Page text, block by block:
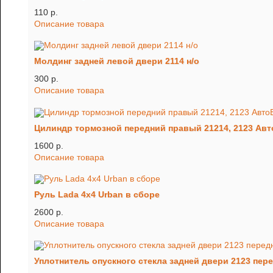
110 p.
Описание товара
Молдинг задней левой двери 2114 н/о
300 p.
Описание товара
Цилиндр тормозной передний правый 21214, 2123
1600 p.
Описание товара
Руль Lada 4x4 Urban в сборе
2600 p.
Описание товара
Уплотнитель опускного стекла задней двери 2123